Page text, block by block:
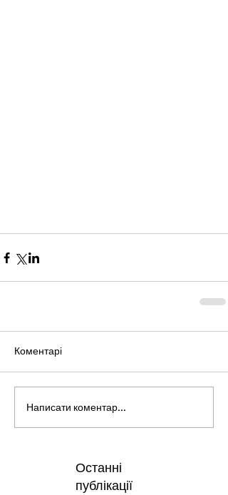
Коментарі
Написати коментар...
Останні
публікації